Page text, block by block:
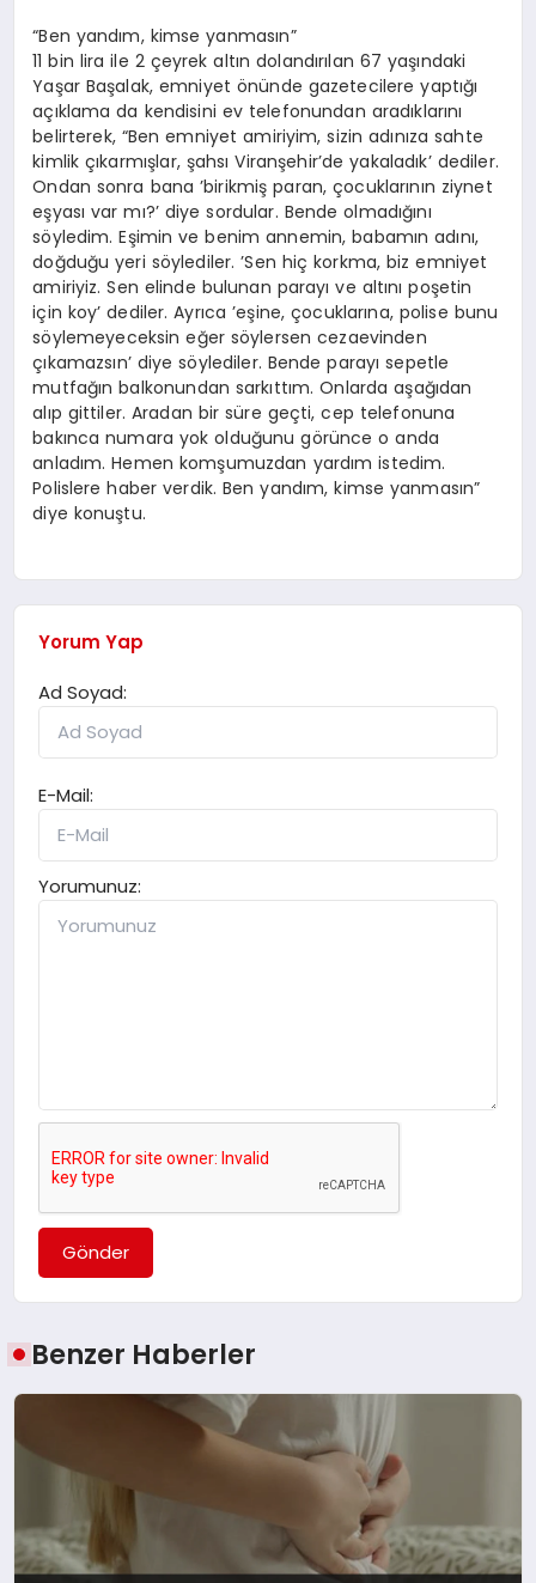
“Ben yandım, kimse yanmasın”
11 bin lira ile 2 çeyrek altın dolandırılan 67 yaşındaki
Yaşar Başalak, emniyet önünde gazetecilere yaptığı
açıklama da kendisini ev telefonundan aradıklarını
belirterek, “Ben emniyet amiriyim, sizin adınıza sahte
kimlik çıkarmışlar, şahsı Viranşehir’de yakaladık’ dediler.
Ondan sonra bana ’birikmiş paran, çocuklarının ziynet
eşyası var mı?’ diye sordular. Bende olmadığını
söyledim. Eşimin ve benim annemin, babamın adını,
doğduğu yeri söylediler. ’Sen hiç korkma, biz emniyet
amiriyiz. Sen elinde bulunan parayı ve altını poşetin
için koy’ dediler. Ayrıca ’eşine, çocuklarına, polise bunu
söylemeyeceksin eğer söylersen cezaevinden
çıkamazsın’ diye söylediler. Bende parayı sepetle
mutfağın balkonundan sarkıttım. Onlarda aşağıdan
alıp gittiler. Aradan bir süre geçti, cep telefonuna
bakınca numara yok olduğunu görünce o anda
anladım. Hemen komşumuzdan yardım istedim.
Polislere haber verdik. Ben yandım, kimse yanmasın”
diye konuştu.
Yorum Yap
Ad Soyad:
E-Mail:
Yorumunuz:
Gönder
Benzer Haberler